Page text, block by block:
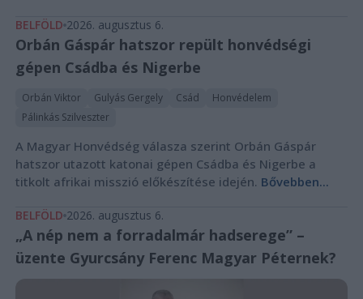
BELFÖLD 2026. augusztus 6.
Orbán Gáspár hatszor repült honvédségi
gépen Csádba és Nigerbe
Orbán Viktor Gulyás Gergely Csád
Honvédelem
Pálinkás Szilveszter
A Magyar Honvédség válasza szerint Orbán Gáspár
hatszor utazott katonai gépen Csádba és Nigerbe a
titkolt afrikai misszió előkészítése idején. Bővebben...
BELFÖLD 2026. augusztus 6.
„A nép nem a forradalmár hadserege” –
üzente Gyurcsány Ferenc Magyar Péternek?